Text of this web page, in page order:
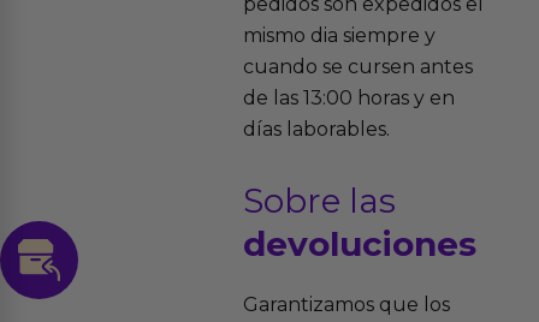
mismo dia siempre y
cuando se cursen antes
de las 13:00 horas y en
días laborables.
Sobre las
devoluciones
Garantizamos que los